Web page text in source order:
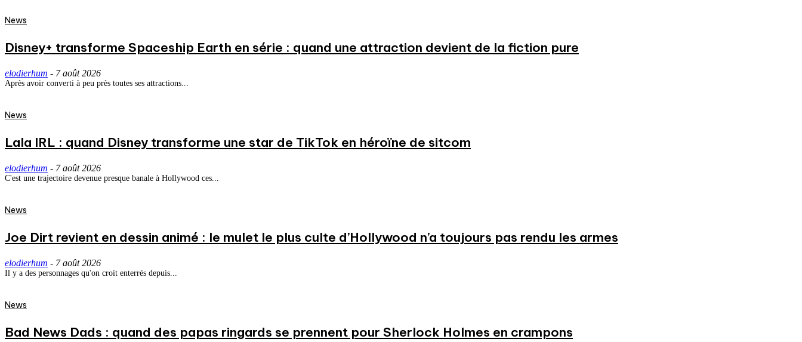
News
Disney+ transforme Spaceship Earth en série : quand une attraction devient de la fiction pure
elodierhum - 7 août 2026
Après avoir converti à peu près toutes ses attractions...
News
Lala IRL : quand Disney transforme une star de TikTok en héroïne de sitcom
elodierhum - 7 août 2026
C'est une trajectoire devenue presque banale à Hollywood ces...
News
Joe Dirt revient en dessin animé : le mulet le plus culte d’Hollywood n’a toujours pas rendu les armes
elodierhum - 7 août 2026
Il y a des personnages qu'on croit enterrés depuis...
News
Bad News Dads : quand des papas ringards se prennent pour Sherlock Holmes en crampons